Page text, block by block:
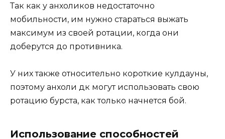
Так как у анхоликов недостаточно
мобильности, им нужно стараться выжать
максимум из своей ротации, когда они
доберутся до противника.
У них также относительно короткие кулдауны,
поэтому анхоли дк могут использовать свою
ротацию бурста, как только начнется бой.
Использование способностей